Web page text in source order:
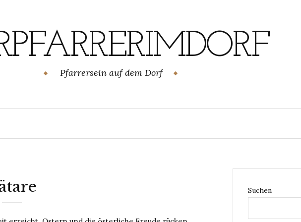
Pfarrersein auf dem Dorf
Suchen